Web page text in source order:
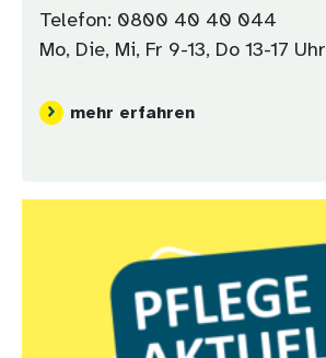
Telefon: 0800 40 40 044
Mo, Die, Mi, Fr 9-13, Do 13-17 Uhr
mehr erfahren